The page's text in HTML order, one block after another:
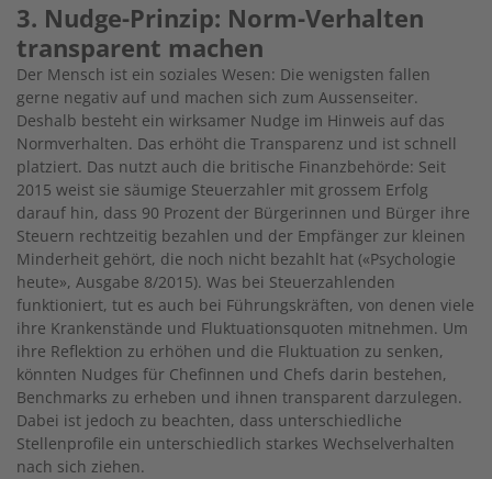
3. Nudge-Prinzip: Norm-Verhalten
transparent machen
Der Mensch ist ein soziales Wesen: Die wenigsten fallen
gerne negativ auf und machen sich zum Aussenseiter.
Deshalb besteht ein wirksamer Nudge im Hinweis auf das
Normverhalten. Das erhöht die Transparenz und ist schnell
platziert. Das nutzt auch die britische Finanzbehörde: Seit
2015 weist sie säumige Steuerzahler mit grossem Erfolg
darauf hin, dass 90 Prozent der Bürgerinnen und Bürger ihre
Steuern rechtzeitig bezahlen und der Empfänger zur kleinen
Minderheit gehört, die noch nicht bezahlt hat («Psychologie
heute», Ausgabe 8/2015). Was bei Steuerzahlenden
funktioniert, tut es auch bei Führungskräften, von denen viele
ihre Krankenstände und Fluktuationsquoten mitnehmen. Um
ihre Reflektion zu erhöhen und die Fluktuation zu senken,
könnten Nudges für Chefinnen und Chefs darin bestehen,
Benchmarks zu erheben und ihnen transparent darzulegen.
Dabei ist jedoch zu beachten, dass unterschiedliche
Stellenprofile ein unterschiedlich starkes Wechselverhalten
nach sich ziehen.